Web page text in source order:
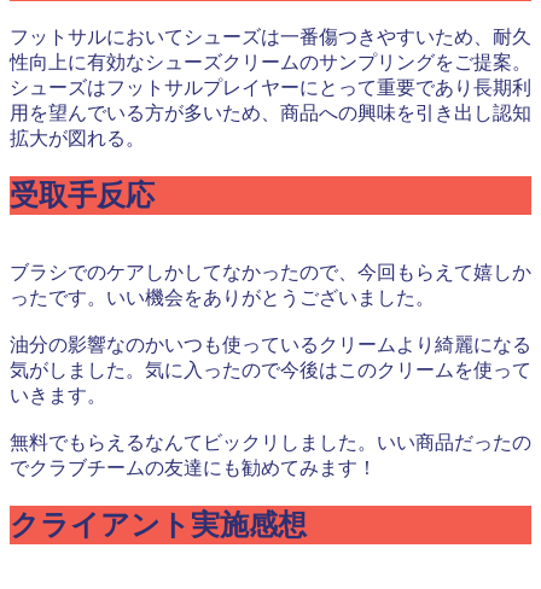
フットサルにおいてシューズは一番傷つきやすいため、耐久
性向上に有効なシューズクリームのサンプリングをご提案。
シューズはフットサルプレイヤーにとって重要であり長期利
用を望んでいる方が多いため、商品への興味を引き出し認知
拡大が図れる。
受取手反応
ブラシでのケアしかしてなかったので、今回もらえて嬉しか
ったです。いい機会をありがとうございました。
油分の影響なのかいつも使っているクリームより綺麗になる
気がしました。気に入ったので今後はこのクリームを使って
いきます。
無料でもらえるなんてビックリしました。いい商品だったの
でクラブチームの友達にも勧めてみます！
クライアント実施感想